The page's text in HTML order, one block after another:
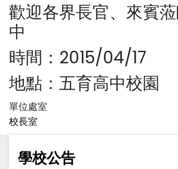
歡迎各界長官、來賓
中
時間：2015/04/17
地點：五育高中校園
單位處室
校長室
學校公告